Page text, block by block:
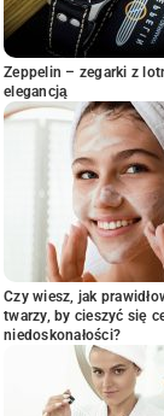
Zeppelin – zegarki z
elegancją
Czy wiesz, jak
twarzy, by cieszyć się
niedoskonałości?